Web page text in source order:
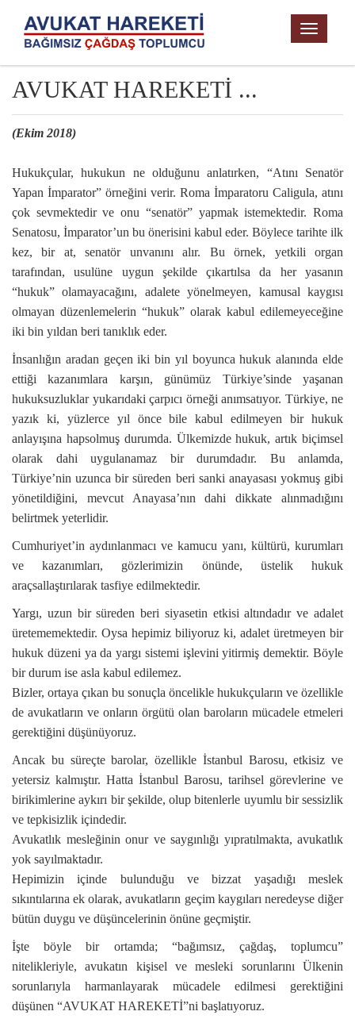
AVUKAT HAREKETİ ...
(Ekim 2018)
Hukukçular, hukukun ne olduğunu anlatırken, “Atını Senatör
Yapan İmparator” örneğini verir. Roma İmparatoru Caligula, atını
çok sevmektedir ve onu “senatör” yapmak istemektedir. Roma
Senatosu, İmparator’un bu önerisini kabul eder. Böylece tarihte ilk
kez, bir at, senatör unvanını alır. Bu örnek, yetkili organ
tarafından, usulüne uygun şekilde çıkartılsa da her yasanın
“hukuk” olamayacağını, adalete yönelmeyen, kamusal kaygısı
olmayan düzenlemelerin “hukuk” olarak kabul edilemeyeceğine
iki bin yıldan beri tanıklık eder.
İnsanlığın aradan geçen iki bin yıl boyunca hukuk alanında elde
ettiği kazanımlara karşın, günümüz Türkiye’sinde yaşanan
hukuksuzluklar yukarıdaki çarpıcı örneği anımsatıyor. Türkiye, ne
yazık ki, yüzlerce yıl önce bile kabul edilmeyen bir hukuk
anlayışına hapsolmuş durumda. Ülkemizde hukuk, artık biçimsel
olarak dahi uygulanamaz bir durumdadır. Bu anlamda,
Türkiye’nin uzunca bir süreden beri sanki anayasası yokmuş gibi
yönetildiğini, mevcut Anayasa’nın dahi dikkate alınmadığını
belirtmek yeterlidir.
Cumhuriyet’in aydınlanmacı ve kamucu yanı, kültürü, kurumları
ve kazanımları, gözlerimizin önünde, üstelik hukuk
araçsallaştırılarak tasfiye edilmektedir.
Yargı, uzun bir süreden beri siyasetin etkisi altındadır ve adalet
üretememektedir. Oysa hepimiz biliyoruz ki, adalet üretmeyen bir
hukuk düzeni ya da yargı sistemi işlevini yitirmiş demektir. Böyle
bir durum ise asla kabul edilemez.
Bizler, ortaya çıkan bu sonuçla öncelikle hukukçuların ve özellikle
de avukatların ve onların örgütü olan baroların mücadele etmeleri
gerektiğini düşünüyoruz.
Ancak bu süreçte barolar, özellikle İstanbul Barosu, etkisiz ve
yetersiz kalmıştır. Hatta İstanbul Barosu, tarihsel görevlerine ve
birikimlerine aykırı bir şekilde, olup bitenlerle uyumlu bir sessizlik
ve tepkisizlik içindedir.
Avukatlık mesleğinin onur ve saygınlığı yıpratılmakta, avukatlık
yok sayılmaktadır.
Hepimizin içinde bulunduğu ve bizzat yaşadığı meslek
sıkıntılarına ek olarak, avukatların geçim kaygıları neredeyse diğer
bütün duygu ve düşüncelerinin önüne geçmiştir.
İşte böyle bir ortamda; “bağımsız, çağdaş, toplumcu”
nitelikleriyle, avukatın kişisel ve mesleki sorunlarını Ülkenin
sorunlarıyla harmanlayarak mücadele edilmesi gerektiğini
düşünen “AVUKAT HAREKETİ”ni başlatıyoruz.